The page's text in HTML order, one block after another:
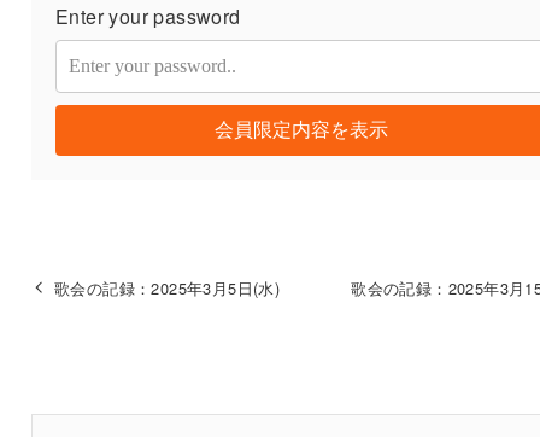
Enter your password
会員限定内容を表示
歌会の記録：2025年3月5日(水) 歌会の記録：2025年3月